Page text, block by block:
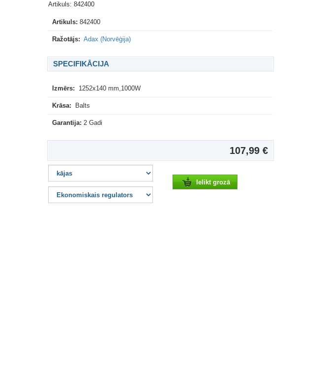
Artikuls: 842400
Artikuls: 842400
Ražotājs: Adax (Norvēģija)
SPECIFIKĀCIJA
Izmērs: 1252x140 mm,1000W
Krāsa: Balts
Garantija: 2 Gadi
107,99 €
Ielikt grozā